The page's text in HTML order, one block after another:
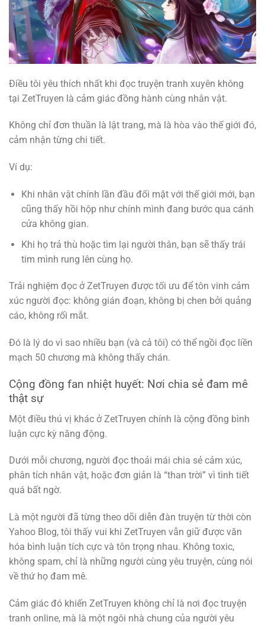
Điều tôi yêu thích nhất khi đọc truyện tranh xuyên không
tại ZetTruyen là cảm giác đồng hành cùng nhân vật.
Không chỉ đơn thuần là lật trang, mà là hòa vào thế giới đó,
cảm nhận từng chi tiết.
Ví dụ:
Khi nhân vật chính lần đầu đối mặt với thế giới mới, bạn
cũng thấy hồi hộp như chính mình đang bước qua cánh
cửa không gian.
Khi họ trả thù hoặc tìm lại người thân, bạn sẽ thấy trái
tim mình rung lên cùng họ.
Trải nghiệm đọc ở ZetTruyen được tối ưu để tôn vinh cảm
xúc người đọc: không gián đoạn, không bị chen bởi quảng
cáo, không rối mắt.
Đó là lý do vì sao nhiều bạn (và cả tôi) có thể ngồi đọc liền
mạch 50 chương mà không thấy chán.
Cộng đồng fan nhiệt huyết: Nơi chia sẻ đam mê
thật sự
Một điều thú vị khác ở ZetTruyen chính là cộng đồng bình
luận cực kỳ năng động.
Dưới mỗi chương, người đọc thoải mái chia sẻ cảm xúc,
phân tích nhân vật, hoặc đơn giản là “than trời” vì tình tiết
quá bất ngờ.
Là một người đã từng theo dõi diễn đàn truyện từ thời còn
Yahoo Blog, tôi thấy vui khi ZetTruyen vẫn giữ được văn
hóa bình luận tích cực và tôn trọng nhau. Không toxic,
không spam, chỉ là những người cùng yêu truyện, cùng nói
về thứ họ đam mê.
Cảm giác đó khiến ZetTruyen không chỉ là nơi đọc truyện
tranh online, mà là một ngôi nhà chung của người yêu